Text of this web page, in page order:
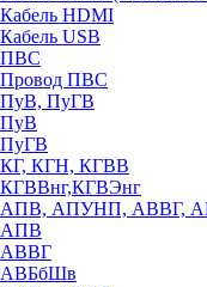
Кабель HDMI
Кабель USB
ПВС
Провод ПВС
ПуВ, ПуГВ
ПуВ
ПуГВ
КГ, КГН, КГВВ
КГВВнг,КГВЭнг
АПВ, АПУНП, АВВГ,
АПВ
АВВГ
АВБбШв